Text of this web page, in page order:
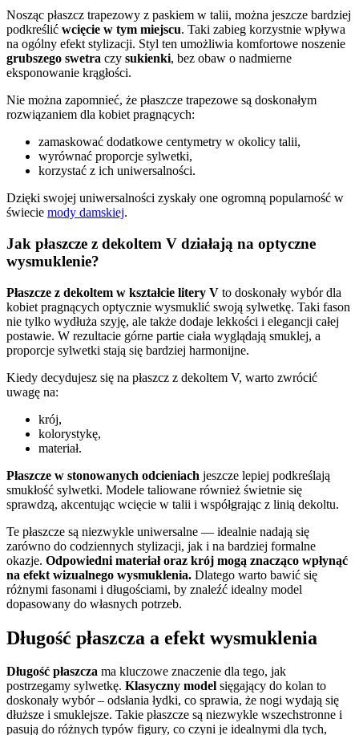
Nosząc płaszcz trapezowy z paskiem w talii, można jeszcze bardziej
podkreślić wcięcie w tym miejscu. Taki zabieg korzystnie wpływa
na ogólny efekt stylizacji. Styl ten umożliwia komfortowe noszenie
grubszego swetra czy sukienki, bez obaw o nadmierne
eksponowanie krągłości.
Nie można zapomnieć, że płaszcze trapezowe są doskonałym
rozwiązaniem dla kobiet pragnących:
zamaskować dodatkowe centymetry w okolicy talii,
wyrównać proporcje sylwetki,
korzystać z ich uniwersalności.
Dzięki swojej uniwersalności zyskały one ogromną popularność w
świecie mody damskiej.
Jak płaszcze z dekoltem V działają na optyczne
wysmuklenie?
Płaszcze z dekoltem w kształcie litery V to doskonały wybór dla
kobiet pragnących optycznie wysmuklić swoją sylwetkę. Taki fason
nie tylko wydłuża szyję, ale także dodaje lekkości i elegancji całej
postawie. W rezultacie górne partie ciała wyglądają smuklej, a
proporcje sylwetki stają się bardziej harmonijne.
Kiedy decydujesz się na płaszcz z dekoltem V, warto zwrócić
uwagę na:
krój,
kolorystykę,
materiał.
Płaszcze w stonowanych odcieniach jeszcze lepiej podkreślają
smukłość sylwetki. Modele taliowane również świetnie się
sprawdzą, akcentując wcięcie w talii i współgrając z linią dekoltu.
Te płaszcze są niezwykle uniwersalne — idealnie nadają się
zarówno do codziennych stylizacji, jak i na bardziej formalne
okazje. Odpowiedni materiał oraz krój mogą znacząco wpłynąć
na efekt wizualnego wysmuklenia. Dlatego warto bawić się
różnymi fasonami i długościami, by znaleźć idealny model
dopasowany do własnych potrzeb.
Długość płaszcza a efekt wysmuklenia
Długość płaszcza ma kluczowe znaczenie dla tego, jak
postrzegamy sylwetkę. Klasyczny model sięgający do kolan to
doskonały wybór – odsłania łydki, co sprawia, że nogi wydają się
dłuższe i smuklejsze. Takie płaszcze są niezwykle wszechstronne i
pasują do różnych typów figury, co czyni je idealnymi dla tych,